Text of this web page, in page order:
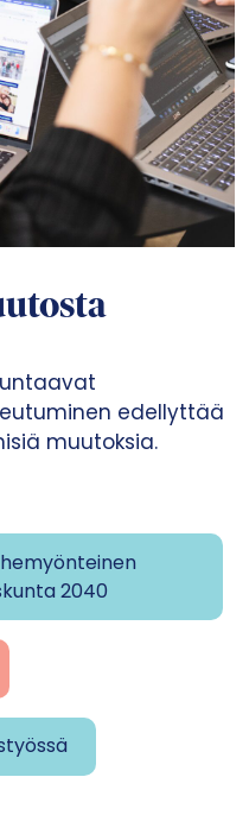
edellyttää
muutoksia.
2040